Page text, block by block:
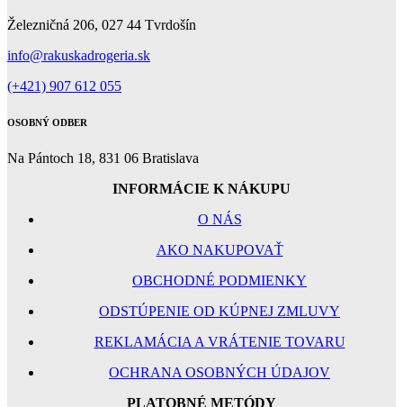
Železničná 206, 027 44 Tvrdošín
info@rakuskadrogeria.sk
(+421) 907 612 055
OSOBNÝ ODBER
Na Pántoch 18, 831 06 Bratislava
INFORMÁCIE K NÁKUPU
O NÁS
AKO NAKUPOVAŤ
OBCHODNÉ PODMIENKY
ODSTÚPENIE OD KÚPNEJ ZMLUVY
REKLAMÁCIA A VRÁTENIE TOVARU
OCHRANA OSOBNÝCH ÚDAJOV
PLATOBNÉ METÓDY